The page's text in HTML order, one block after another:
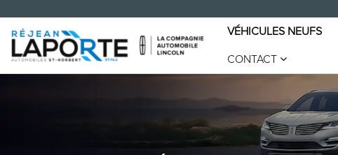
VÉHICULES NEUFS
CONTACT